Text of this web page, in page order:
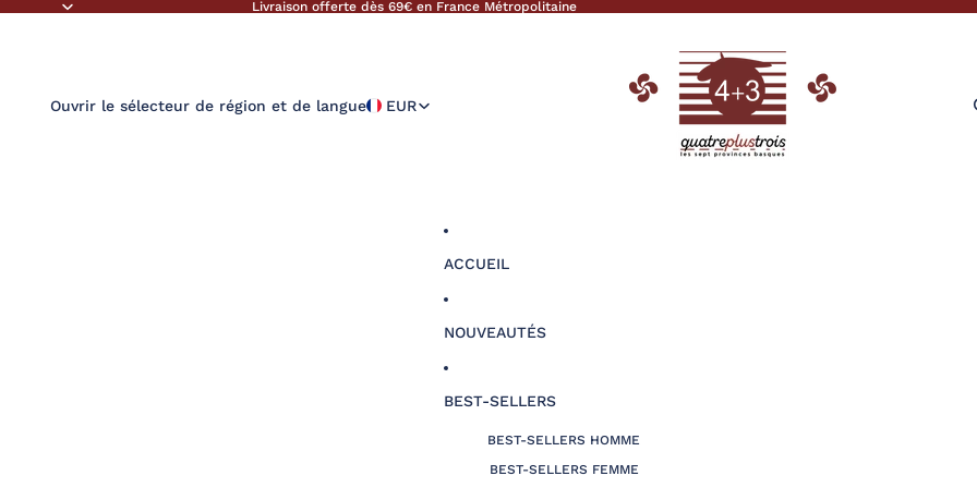
Livraison offerte dès 69€ en France Métropolitaine
Ouvrir le sélecteur de région et de langue EUR
ACCUEIL
NOUVEAUTÉS
BEST-SELLERS
BEST-SELLERS HOMME
BEST-SELLERS FEMME